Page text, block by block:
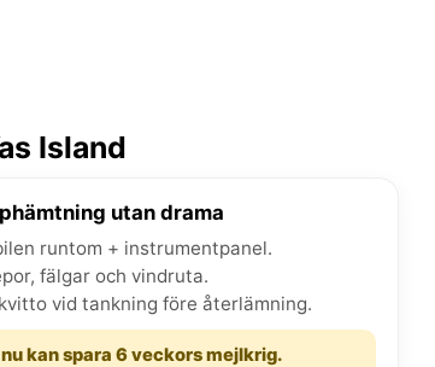
Island
utan drama
runtom + instrumentpanel.
fälgar och vindruta.
vid tankning före återlämning.
kan spara 6 veckors mejlkrig.